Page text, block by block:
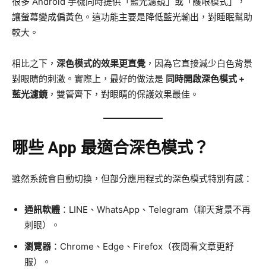
讓螢幕變成偏黃色。這功能主要是降低藍光輸出，對睡眠幫助
較大。
相比之下， 深色模式的效果更直覺 ，因為它直接減少白色背景
對眼睛的刺激。實際上，最好的做法是 同時開啟深色模式 +
藍光濾鏡，雙管齊下，對眼睛的保護效果最佳。
哪些 App 最適合深色模式？
雖然系統會自動切換，但部分應用程式的深色模式特別有感：
通訊軟體 ：LINE、WhatsApp、Telegram（聊天背景不再
刺眼）。
瀏覽器 ：Chrome、Edge、Firefox（夜間看文章更舒
服）。